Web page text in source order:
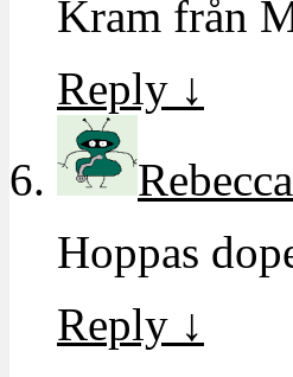
Kram från
Reply ↓
Rebecca
Hoppas
Reply ↓